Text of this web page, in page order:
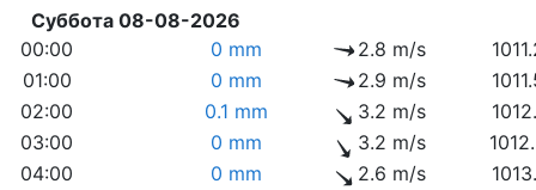
Суббота 08-08-2026
00:00
0 mm 2.8 m/s
01:00
0 mm 2.9 m/s
02:00
0.1 mm 3.2 m/s
03:00
0 mm 3.2 m/s
04:00
0 mm 2.6 m/s